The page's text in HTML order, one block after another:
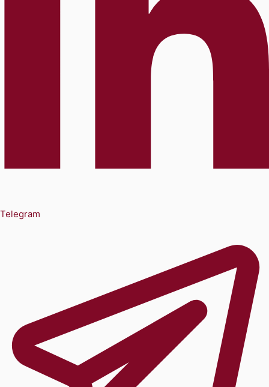
Telegram